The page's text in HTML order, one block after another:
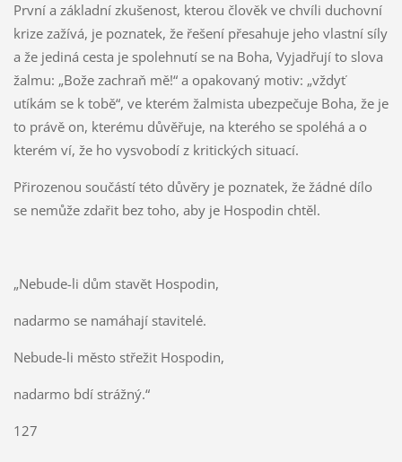
První a základní zkušenost, kterou člověk ve chvíli duchovní
krize zažívá, je poznatek, že řešení přesahuje jeho vlastní síly
a že jediná cesta je spolehnutí se na Boha, Vyjadřují to slova
žalmu: „Bože zachraň mě!“ a opakovaný motiv: „vždyť
utíkám se k tobě“, ve kterém žalmista ubezpečuje Boha, že je
to právě on, kterému důvěřuje, na kterého se spoléhá a o
kterém ví, že ho vysvobodí z kritických situací.
Přirozenou součástí této důvěry je poznatek, že žádné dílo
se nemůže zdařit bez toho, aby je Hospodin chtěl.
„Nebude-li dům stavět Hospodin,
nadarmo se namáhají stavitelé.
Nebude-li město střežit Hospodin,
nadarmo bdí strážný.“
127